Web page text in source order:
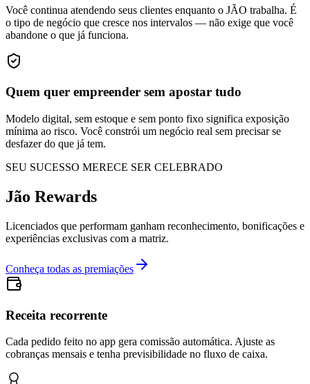
Você continua atendendo seus clientes enquanto o JÃO trabalha. É
o tipo de negócio que cresce nos intervalos — não exige que você
abandone o que já funciona.
Quem quer empreender sem apostar tudo
Modelo digital, sem estoque e sem ponto fixo significa exposição
mínima ao risco. Você constrói um negócio real sem precisar se
desfazer do que já tem.
SEU SUCESSO MERECE SER CELEBRADO
Jão Rewards
Licenciados que performam ganham reconhecimento, bonificações e
experiências exclusivas com a matriz.
Conheça todas as premiações
Receita recorrente
Cada pedido feito no app gera comissão automática. Ajuste as
cobranças mensais e tenha previsibilidade no fluxo de caixa.